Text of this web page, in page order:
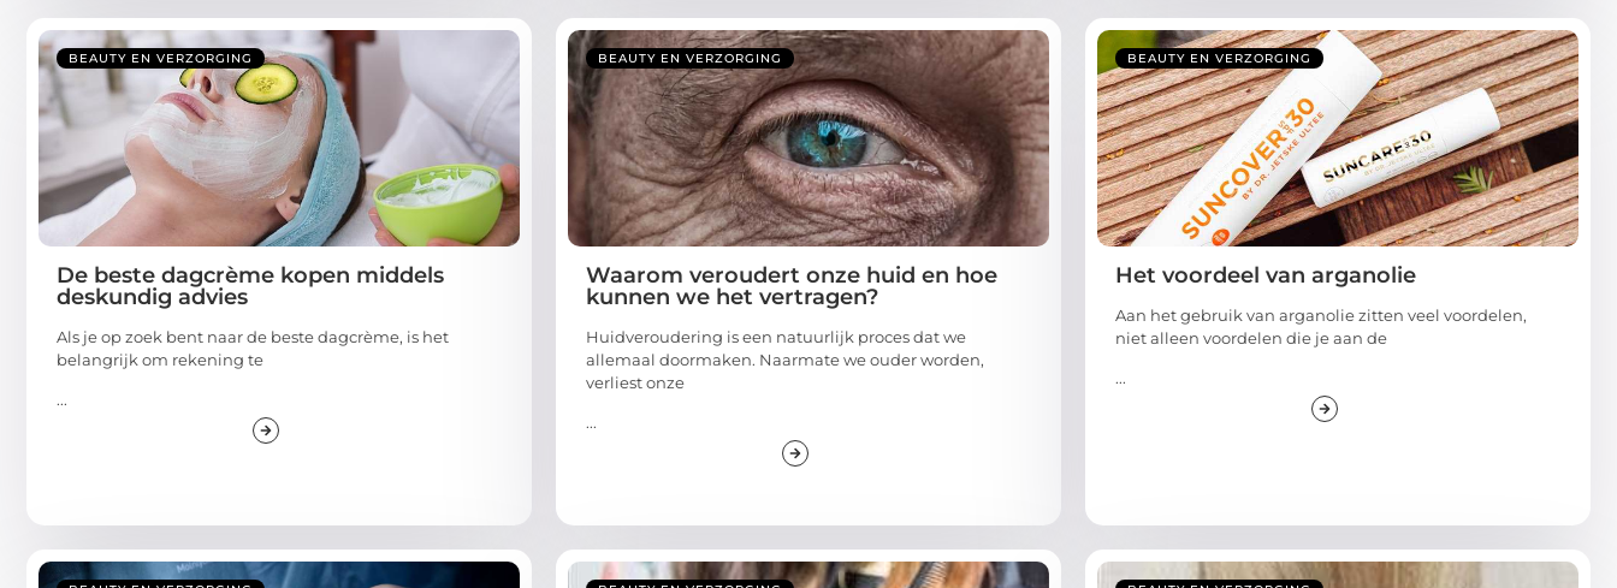
BEAUTY EN VERZORGING
De beste dagcrème kopen middels
deskundig advies
Als je op zoek bent naar de beste dagcrème, is het
belangrijk om rekening te
...
BEAUTY EN VERZORGING
Waarom veroudert onze huid en hoe
kunnen we het vertragen?
Huidveroudering is een natuurlijk proces dat we
allemaal doormaken. Naarmate we ouder worden,
verliest onze
...
BEAUTY EN VERZORGING
Het voordeel van arganolie
Aan het gebruik van arganolie zitten veel voordelen,
niet alleen voordelen die je aan de
...